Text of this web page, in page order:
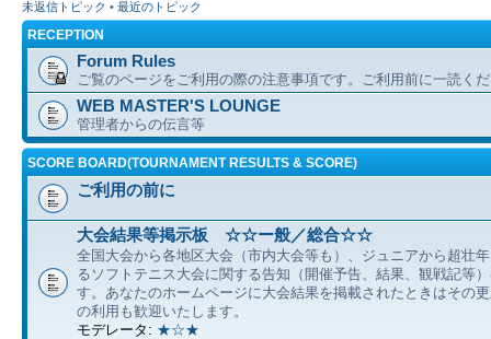
未返信トピック • 最近のトピック
RECEPTION
Forum Rules
ご覧のページをご利用の際の注意事項です。ご利用前に一読く
WEB MASTER'S LOUNGE
管理者からの伝言等
SCORE BOARD(TOURNAMENT RESULTS & SCORE)
ご利用の前に
大会結果等掲示板 ☆☆ー般／総合☆☆
全国大会から各地区大会（市内大会等も）、ジュニアから超壮
るソフトテニス大会に関する告知（開催予告、結果、観戦記等
す。あなたのホームページに大会結果を掲載されたときはその
の利用も歓迎いたします。
モデレータ: ★☆★